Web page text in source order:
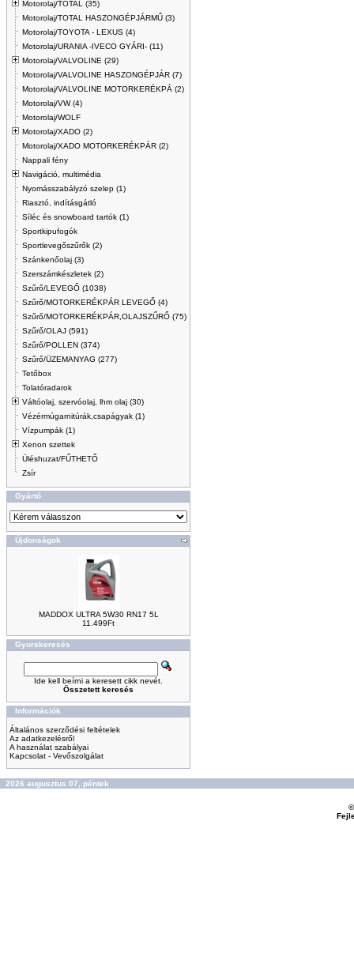
Motorolaj/TOTAL (35)
Motorolaj/TOTAL HASZONGÉPJÁRMŰ (3)
Motorolaj/TOYOTA - LEXUS (4)
Motorolaj/URANIA -IVECO GYÁRI- (11)
Motorolaj/VALVOLINE (29)
Motorolaj/VALVOLINE HASZONGÉPJÁR (7)
Motorolaj/VALVOLINE MOTORKERÉKPÁ (2)
Motorolaj/VW (4)
Motorolaj/WOLF
Motorolaj/XADO (2)
Motorolaj/XADO MOTORKERÉKPÁR (2)
Nappali fény
Navigáció, multimédia
Nyomásszabályzó szelep (1)
Riasztó, indításgátló
Síléc és snowboard tartók (1)
Sportkipufogók
Sportlevegőszűrők (2)
Szánkenőolaj (3)
Szerszámkészletek (2)
Szűrő/LEVEGŐ (1038)
Szűrő/MOTORKERÉKPÁR LEVEGŐ (4)
Szűrő/MOTORKERÉKPÁR,OLAJSZŰRŐ (75)
Szűrő/OLAJ (591)
Szűrő/POLLEN (374)
Szűrő/ÜZEMANYAG (277)
Tetőbox
Tolatóradarok
Váltóolaj, szervóolaj, lhm olaj (30)
Vézérmúgarnitúrák,csapágyak (1)
Vízpumpák (1)
Xenon szettek
Üléshuzat/FŰTHETŐ
Zsír
Gyártó
Újdonságok
MADDOX ULTRA 5W30 RN17 5L
11.499Ft
Gyorskeresés
Ide kell beírni a keresett cikk nevét.
Összetett keresés
Információk
Általános szerződési feltételek
Az adatkezelésről
A használat szabályai
Kapcsolat - Vevőszolgálat
2026 augusztus 07, péntek